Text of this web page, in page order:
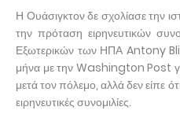
Η Ουάσιγκτον δε σχολίασε την
την πρόταση ειρηνευτικών
Εξωτερικών των ΗΠΑ Antony
μήνα με την Washington Post
μετά τον πόλεμο, αλλά δεν είπε
ειρηνευτικές συνομιλίες.